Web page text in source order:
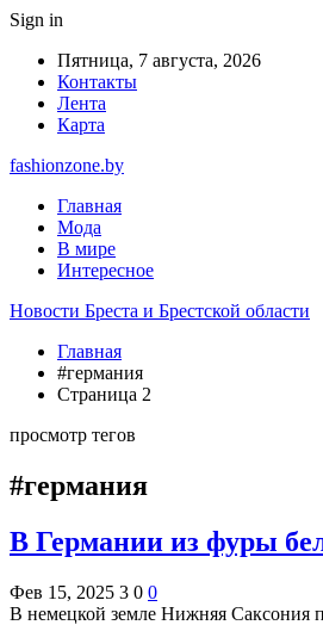
Sign in
Пятница, 7 августа, 2026
Контакты
Лента
Карта
fashionzone.by
Главная
Мода
В мире
Интересное
Новости Бреста и Брестской области
Главная
#германия
Страница 2
просмотр тегов
#германия
В Германии из фуры
Фев 15, 2025 3 0 0
В немецкой земле Нижняя Саксония